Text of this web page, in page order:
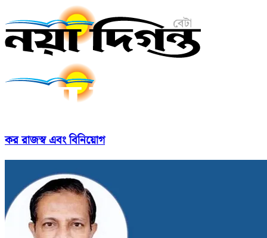
কর রাজস্ব এবং বিনিয়োগ